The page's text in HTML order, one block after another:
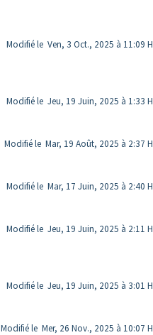
Modifié le Ven, 3 Oct., 2025 à 11:09 H
Modifié le Jeu, 19 Juin, 2025 à 1:33 H
Modifié le Mar, 19 Août, 2025 à 2:37 H
Modifié le Mar, 17 Juin, 2025 à 2:40 H
Modifié le Jeu, 19 Juin, 2025 à 2:11 H
Modifié le Jeu, 19 Juin, 2025 à 3:01 H
Modifié le Mer, 26 Nov., 2025 à 10:07 H